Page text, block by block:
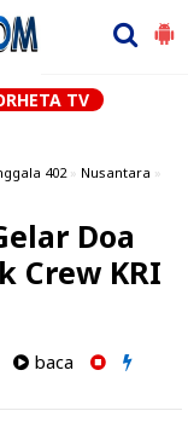
TV
402» Nusantara »
Doa
Crew KRI
baca